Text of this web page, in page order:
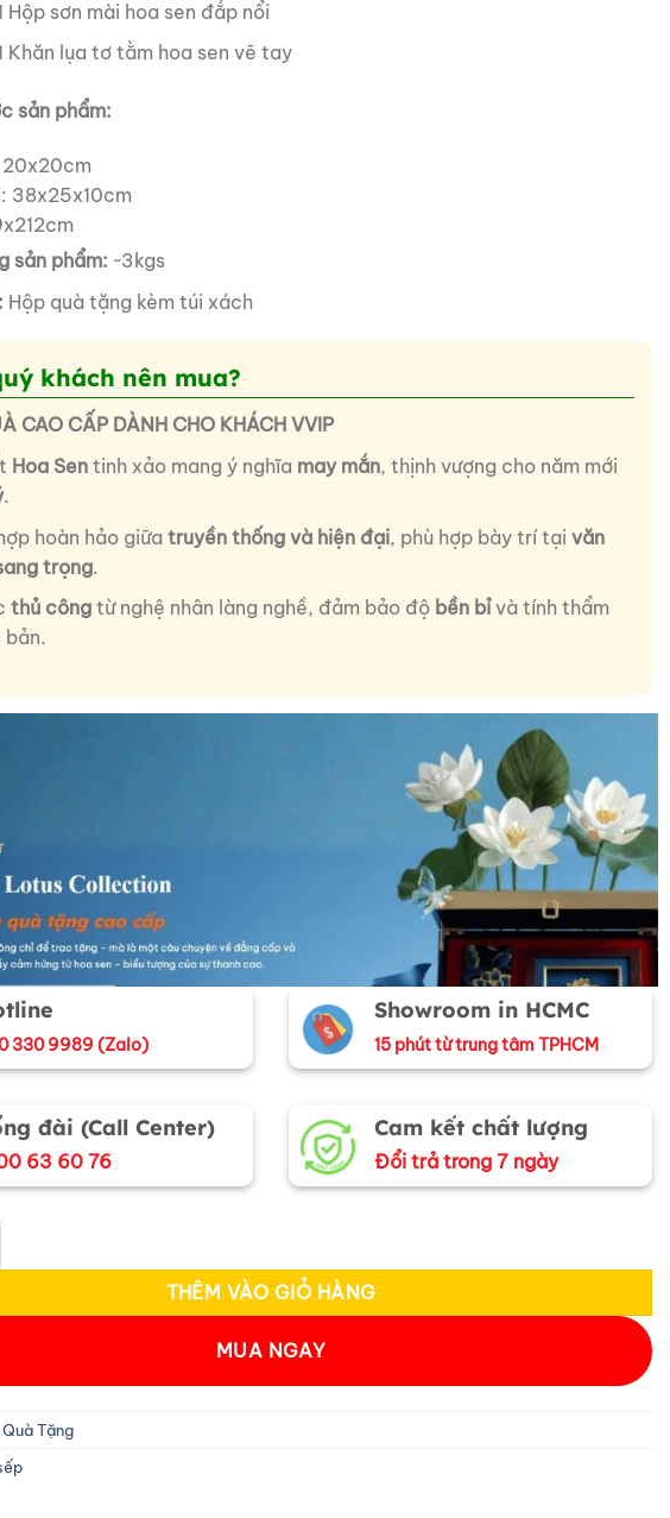
Hộp sơn mài hoa sen đắp nổi
Khăn lụa tơ tằm hoa sen vẽ tay
sản phẩm:
20x20cm
38x25x10cm
sản phẩm: ~3kgs
Hộp quà tặng kèm túi xách
khách nên mua?
CAO CẤP DÀNH CHO KHÁCH VVIP
Hoa Sentinh xảo mang ý nghĩa may mắn, thịnh vượng cho năm mới
.
hoàn hảo giữa truyền thống và hiện đại, phù hợp bày trí tại văn
trọng.
thủ côngtừ nghệ nhân làng nghề, đảm bảo độ bền bỉvà tính thẩm
bản.
330 9989 (Zalo)
Showroom in HCMC
15 phút từ trung tâm TPHCM
đài (Call Center)
63 60 76
Cam kết chất lượng
Đổi trả trong 7 ngày
cấp VVIP - SET03 - Tinh hoa độc bản số lượng
THÊM VÀO GIỎ HÀNG
MUA NGAY
Tặng